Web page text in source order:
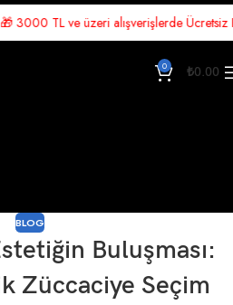
üzeri alışverişlerde Ücretsiz Kargo!
0 ₺0.00
BLOG
Buluşması:
Züccaciye Seçim